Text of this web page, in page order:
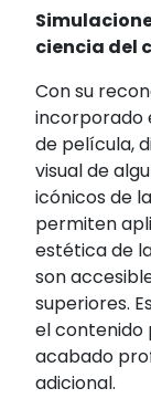
ciencia del
Con su
incorporado
de película,
visual de
icónicos de
permiten
estética de
son
superiores.
el contenido
acabado
adicional.